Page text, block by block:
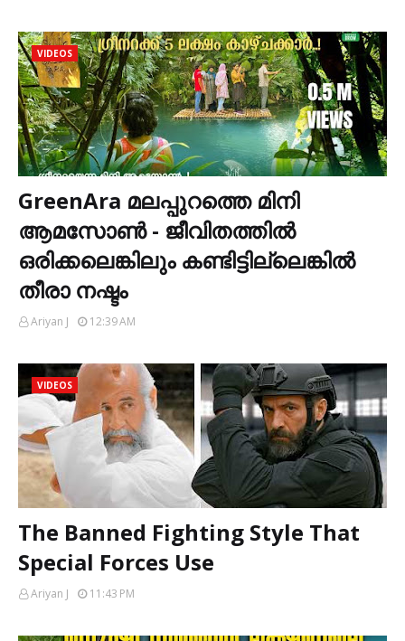
VIDEOS
GreenAra മലപ്പുറത്തെ മിനി
ആമസോൺ - ജീവിതത്തിൽ
ഒരിക്കലെങ്കിലും കണ്ടിട്ടില്ലെങ്കിൽ
തീരാ നഷ്ടം
Ariyan J 12:39 AM
VIDEOS
The Banned Fighting Style That
Special Forces Use
Ariyan J 11:43 PM